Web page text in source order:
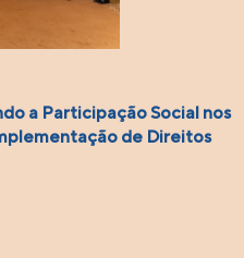
a Participação Social nos
de Direitos